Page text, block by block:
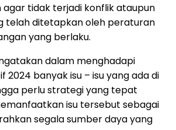
agar tidak terjadi konflik ataupun
telah ditetapkan oleh peraturan
yang berlaku.
dalam menghadapi
2024 banyak isu – isu yang ada di
perlu strategi yang tepat
isu tersebut sebagai
segala sumber daya yang